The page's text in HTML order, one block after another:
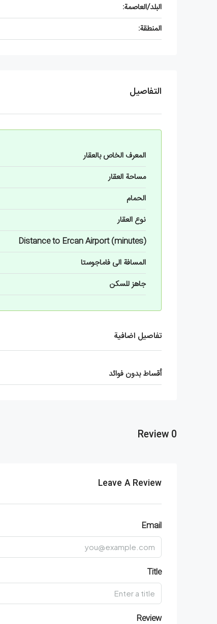
البلد/العاصمة:
المنطقة:
التفاصيل
المعرف الخاص بالعقار
مساحة العقار
الحمام
نوع العقار
Distance to Ercan Airport (minutes)
المسافة الى فاماجوستا
جاهز للسكن
تفاصيل اضافية
أقساط بدون فوائد
0 Review
Leave A Review
Email
Title
Review